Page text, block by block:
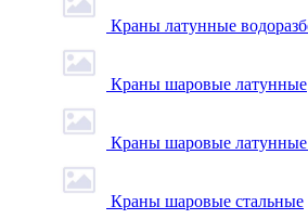
Краны латунные
Краны шаровые латунные
Краны шаровые
Краны шаровые стальные